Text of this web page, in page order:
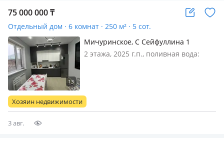
75 000 000₸
Отдельный дом · 6 комнат · 250 м² · 5 сот.
Мичуринское, С Сейфуллина 1
2 этажа, 2025 г.п., поливная вода:
этажный дом 250м2 во дворе 2дома
дом из газоблока облицовка красны…
Хозяин недвижимости
3 авг.